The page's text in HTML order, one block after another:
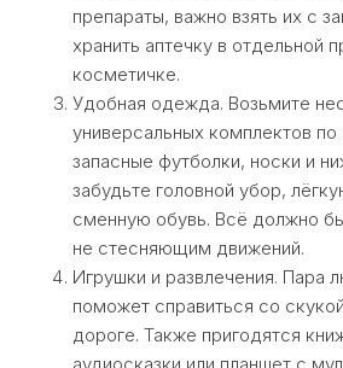
препараты, важно взять их с
хранить аптечку в отдельной
косметичке.
Удобная одежда. Возьмите
универсальных комплектов
запасные футболки, носки и
забудьте головной убор,
сменную обувь. Всё должно
не стесняющим движений.
Игрушки и развлечения. Пара
поможет справиться со
дороге. Также пригодятся